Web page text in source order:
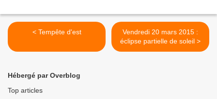
< Tempête d'est
Vendredi 20 mars 2015 :
éclipse partielle de soleil >
Hébergé par Overblog
Top articles